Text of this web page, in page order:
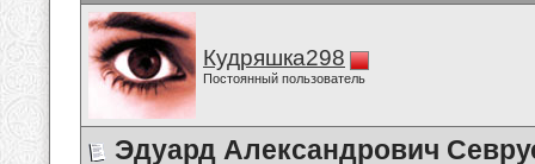
Кудряшка298
Постоянный пользователь
Эдуард Александрович